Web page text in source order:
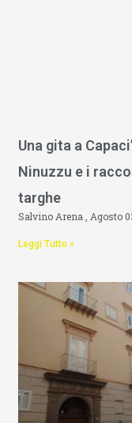
Una gita a
Ninuzzu e i
targhe
Salvino Arena Agosto
Leggi Tutto »